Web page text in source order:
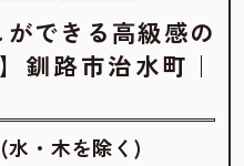
ができる高級感の
釧路市治水町｜
・木を除く)